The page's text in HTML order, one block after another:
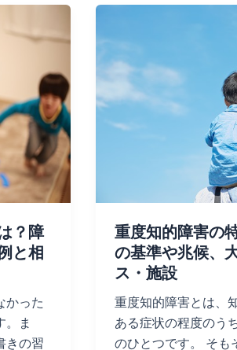
？障
と相
かった
。ま
きの習
重度知的障害の
の基準や兆候、
ス・施設
重度知的障害とは、
ある症状の程度のう
のひとつです。 そも